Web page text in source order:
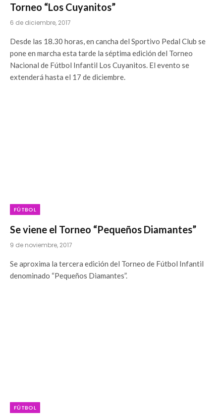
Torneo “Los Cuyanitos”
6 de diciembre, 2017
Desde las 18.30 horas, en cancha del Sportivo Pedal Club se
pone en marcha esta tarde la séptima edición del Torneo
Nacional de Fútbol Infantil Los Cuyanitos. El evento se
extenderá hasta el 17 de diciembre.
FÚTBOL
Se viene el Torneo “Pequeños Diamantes”
9 de noviembre, 2017
Se aproxima la tercera edición del Torneo de Fútbol Infantil
denominado “Pequeños Diamantes”.
FÚTBOL